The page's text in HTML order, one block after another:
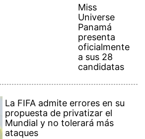
Miss
Universe
Panamá
presenta
oficialmente
a sus 28
candidatas
La FIFA admite errores en su
propuesta de privatizar el
Mundial y no tolerará más
ataques